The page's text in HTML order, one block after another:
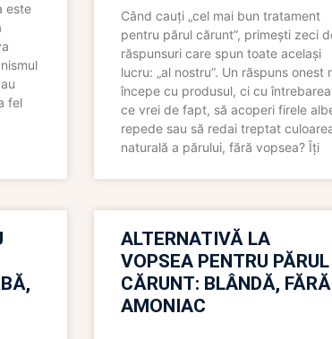
este
fel
Când cauți „cel mai bun tratament
pentru părul cărunt”, primești zeci
răspunsuri care spun toate același
lucru: „al nostru”. Un răspuns onest
începe cu produsul, ci cu
ce vrei de fapt, să acoperi firele
repede sau să redai treptat
naturală a părului, fără vopsea? Îți
ALTERNATIVĂ LA
VOPSEA PENTRU PĂRUL
CĂRUNT: BLÂNDĂ, FĂRĂ
AMONIAC